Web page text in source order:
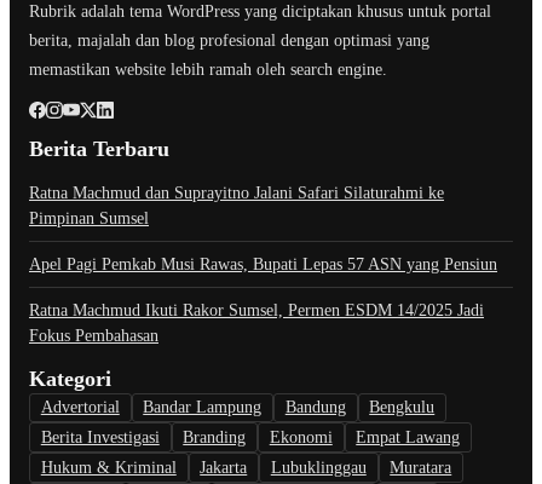
Rubrik adalah tema WordPress yang diciptakan khusus untuk portal
berita, majalah dan blog profesional dengan optimasi yang
memastikan website lebih ramah oleh search engine.
Berita Terbaru
Ratna Machmud dan Suprayitno Jalani Safari Silaturahmi ke
Pimpinan Sumsel
Apel Pagi Pemkab Musi Rawas, Bupati Lepas 57 ASN yang Pensiun
Ratna Machmud Ikuti Rakor Sumsel, Permen ESDM 14/2025 Jadi
Fokus Pembahasan
Kategori
Advertorial Bandar Lampung Bandung
Bengkulu
Berita Investigasi
Branding Ekonomi
Empat Lawang
Hukum & Kriminal
Jakarta Lubuklinggau Muratara